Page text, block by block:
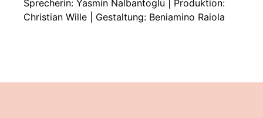
Sprecherin: Yasmin Nalbantoglu | Produktion:
Christian Wille | Gestaltung: Beniamino Raiola